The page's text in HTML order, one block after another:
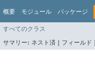
概要 モジュール パッケージ
すべてのクラス
サマリー: ネスト済 | フィールド |